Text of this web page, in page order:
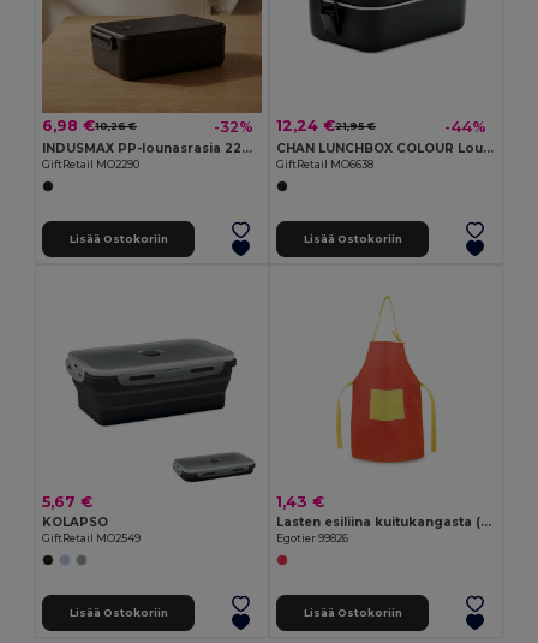
6,98 €10,26 € -32%
INDUSMAX PP-lounasrasia 2200 ml
GiftRetail MO2290
Lisää Ostokoriin
12,24 €21,95 € -44%
CHAN LUNCHBOX COLOUR Lounasrasia
GiftRetail MO6638
Lisää Ostokoriin
5,67 €
KOLAPSO
GiftRetail MO2549
Lisää Ostokoriin
1,43 €
Lasten esiliina kuitukangasta (80 g/m²)
Egotier 99826
Lisää Ostokoriin